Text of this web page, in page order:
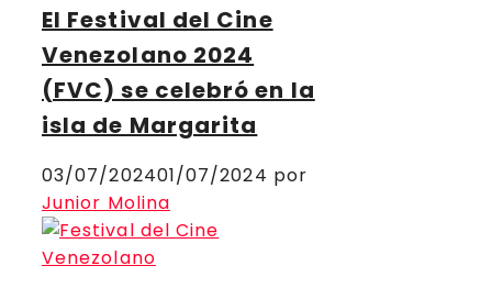
El Festival del Cine
Venezolano 2024
(FVC) se celebró en la
isla de Margarita
03/07/202401/07/2024 por
Junior Molina